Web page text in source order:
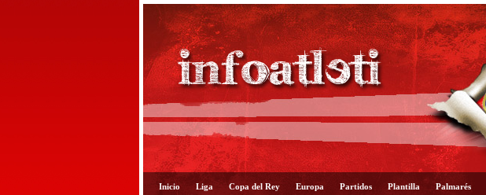
Inicio Liga Copa del Rey Europa Partidos Plantilla Palmarés